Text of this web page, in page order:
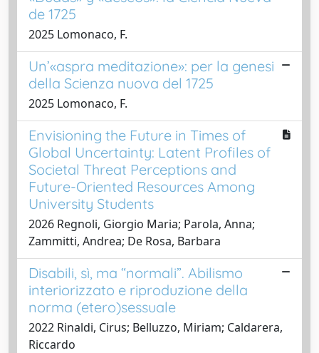
de 1725
2025 Lomonaco, F.
Un’«aspra meditazione»: per la genesi
della Scienza nuova del 1725
2025 Lomonaco, F.
Envisioning the Future in Times of
Global Uncertainty: Latent Profiles of
Societal Threat Perceptions and
Future-Oriented Resources Among
University Students
2026 Regnoli, Giorgio Maria; Parola, Anna;
Zammitti, Andrea; De Rosa, Barbara
Disabili, sì, ma “normali”. Abilismo
interiorizzato e riproduzione della
norma (etero)sessuale
2022 Rinaldi, Cirus; Belluzzo, Miriam; Caldarera,
Riccardo